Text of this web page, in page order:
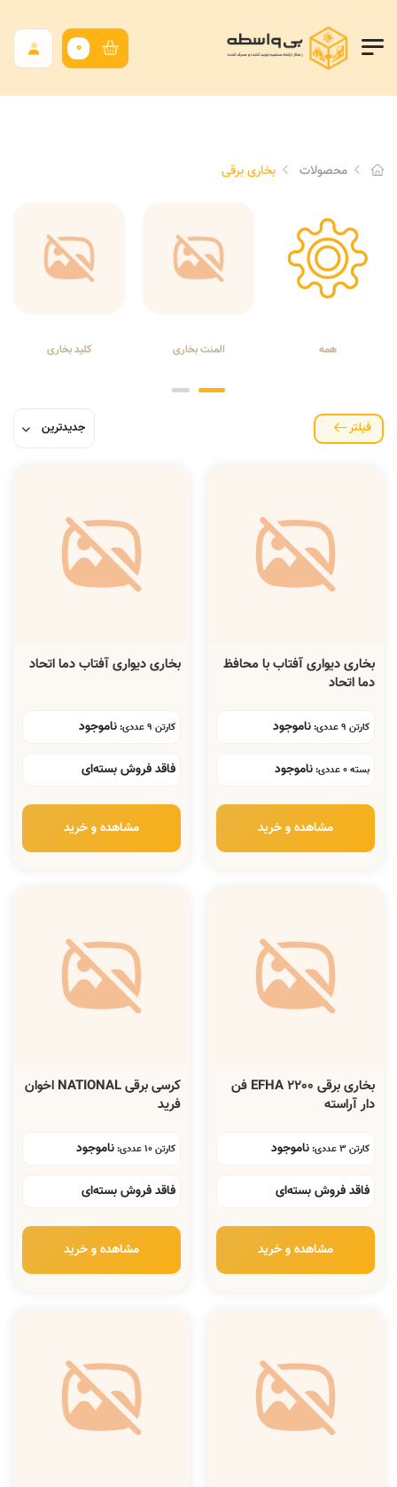
0
محصولات بخاری برقی
همه المنت بخاری کلید بخاری
فیلتر
بخاری دیواری آفتاب با محافظ
دما اتحاد
کارتن 9 عددی: ناموجود
بسته 0 عددی: ناموجود
مشاهده و خرید
بخاری دیواری آفتاب دما اتحاد
کارتن 9 عددی: ناموجود
فاقد فروش بسته‌ای
مشاهده و خرید
بخاری برقی EFHA 2200 فن
دار آراسته
کارتن 3 عددی: ناموجود
فاقد فروش بسته‌ای
مشاهده و خرید
کرسی برقی NATIONAL اخوان
فرید
کارتن 10 عددی: ناموجود
فاقد فروش بسته‌ای
مشاهده و خرید